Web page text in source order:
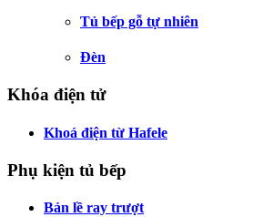
Tủ bếp gỗ tự nhiên
Đèn
Khóa điện tử
Khoá điện từ Hafele
Phụ kiện tủ bếp
Bản lề ray trượt